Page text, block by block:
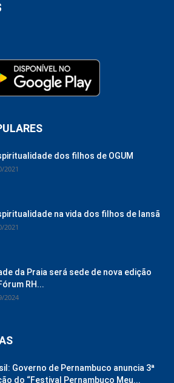
dos filhos de OGUM
2021
na vida dos filhos de Iansã
2021
da Praia será sede de nova edição
RH...
2024
Governo de Pernambuco anuncia 3ª
do “Festival Pernambuco Meu...